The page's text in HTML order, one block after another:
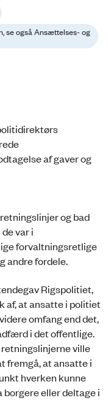
se også Ansættelses- og
af gaver og
og bad
var i
forvaltningsretlige
andre fordele.
Rigspolitiet,
af, at ansatte i politiet
omfang end det,
i det offentlige.
ville
fremgå, at ansatte i
hverken kunne
eller deltage i